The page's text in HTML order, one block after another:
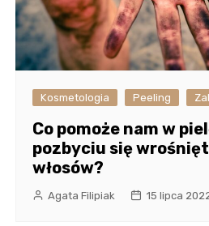
Kosmetologia Peeling
Co pomoże nam w
pozbyciu się
włosów?
Agata Filipiak 15 lipca